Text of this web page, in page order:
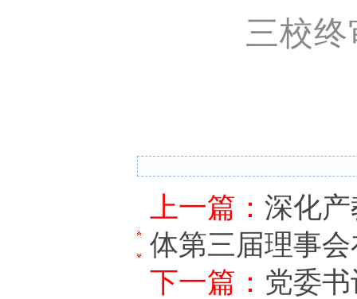
三校
上一篇： 深化
体第三届理事
下一篇： 党委